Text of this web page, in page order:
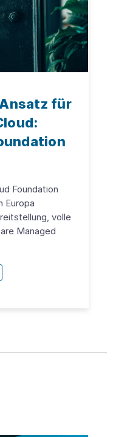
für
Foundation
Europa
volle
Managed